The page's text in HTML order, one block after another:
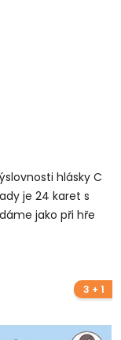
hlásky C
je 24 karet s
jako při hře
3 + 1